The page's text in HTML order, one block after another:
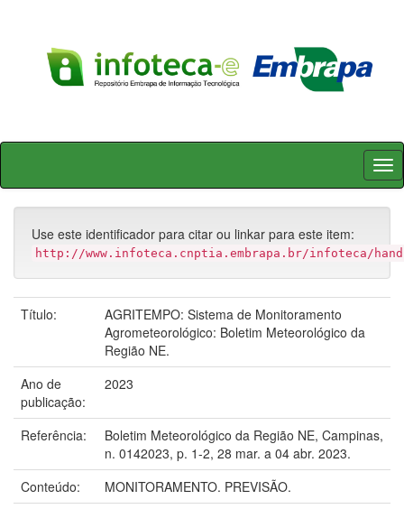
Skip
Use este identificador para citar ou linkar para este item:
http://www.infoteca.cnptia.embrapa.br/infoteca/
Título:
AGRITEMPO: Sistema de Monitoramento
Agrometeorológico: Boletim Meteorológico da
Região NE.
Ano de
publicação:
2023
Referência:
Boletim Meteorológico da Região NE, Campinas,
n. 0142023, p. 1-2, 28 mar. a 04 abr. 2023.
Conteúdo:
MONITORAMENTO. PREVISÃO.